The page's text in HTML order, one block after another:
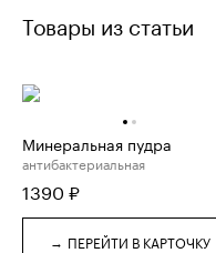
Товары из статьи
Минеральная пудра
антибактериальная
1390 ₽
→ ПЕРЕЙТИ В КАРТОЧКУ